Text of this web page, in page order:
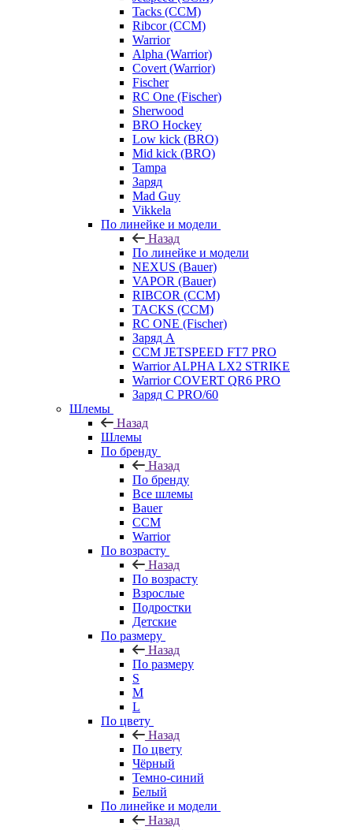
Tacks (CCM)
Ribcor (CCM)
Warrior
Alpha (Warrior)
Covert (Warrior)
Fischer
RC One (Fischer)
Sherwood
BRO Hockey
Low kick (BRO)
Mid kick (BRO)
Tampa
Заряд
Mad Guy
Vikkela
По линейке и модели
Назад
По линейке и модели
NEXUS (Bauer)
VAPOR (Bauer)
RIBCOR (CCM)
TACKS (CCM)
RC ONE (Fischer)
Заряд А
CCM JETSPEED FT7 PRO
Warrior ALPHA LX2 STRIKE
Warrior COVERT QR6 PRO
Заряд С PRO/60
Шлемы
Назад
Шлемы
По бренду
Назад
По бренду
Все шлемы
Bauer
CCM
Warrior
По возрасту
Назад
По возрасту
Взрослые
Подростки
Детские
По размеру
Назад
По размеру
S
M
L
По цвету
Назад
По цвету
Чёрный
Темно-синий
Белый
По линейке и модели
Назад